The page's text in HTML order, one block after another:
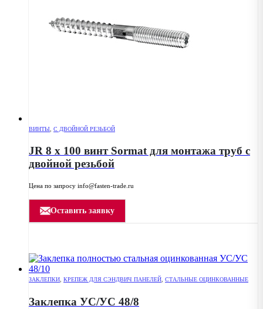
ВИНТЫ С ДВОЙНОЙ РЕЗЬБОЙ
JR 8 x 100 винт Sormat для монтажа труб с
двойной резьбой
Цена по запросу info@fasten-trade.ru
Оставить заявку
ЗАКЛЕПКИ КРЕПЕЖ ДЛЯ СЭНДВИЧ ПАНЕЛЕЙ СТАЛЬНЫЕ ОЦИНКОВАННЫЕ
Заклепка УС/УС 48/8